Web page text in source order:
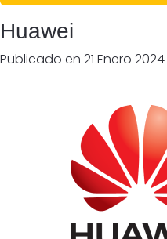
Huawei
Publicado en 21 Enero 2024